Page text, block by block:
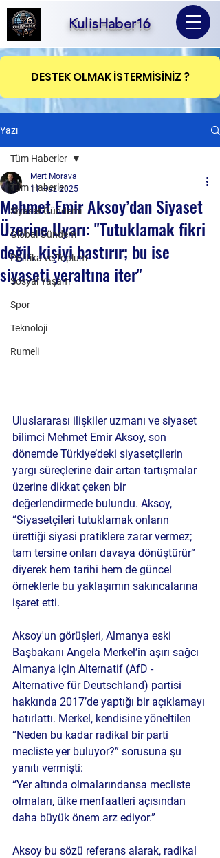
KulisHaber16
DESTEK OLMAK İSTERMİSİNİZ ?
Yazı
Tüm Haberler
Siyaset Gündemi
Global Gündem
Politika ve Toplum
Sosyal Yaşam
Spor
Teknoloji
Rumeli
Tüm Haberler
Mehmet Emir Aksoy’dan Siyaset
Üzerine Uyarı: "Tutuklamak fikri
değil, kişiyi bastırır; bu ise
siyaseti yeraltına iter"
Mert Morava
11 Haz 2025
Uluslararası ilişkiler uzmanı ve siyaset
bilimci Mehmet Emir Aksoy, son
dönemde Türkiye’deki siyasetçilerin
yargı süreçlerine dair artan tartışmalar
üzerine dikkat çeken bir
değerlendirmede bulundu. Aksoy,
“Siyasetçileri tutuklamak onların
ürettiği siyasi pratiklere zarar vermez;
tam tersine onları davaya dönüştürür”
diyerek hem tarihi hem de güncel
örneklerle bu yaklaşımın sakıncalarına
işaret etti.
Aksoy'un görüşleri, Almanya eski
Başbakanı Angela Merkel’in aşırı sağcı
Almanya için Alternatif (AfD -
Alternative für Deutschland) partisi
hakkında 2017’de yaptığı bir açıklamayı
hatırlattı. Merkel, kendisine yöneltilen
“Neden bu kadar radikal bir parti
mecliste yer buluyor?” sorusuna şu
yanıtı vermişti:
“Yer altında olmalarındansa mecliste
olmaları, ülke menfaatleri açısından
daha büyük önem arz ediyor.”
Aksoy bu sözü referans alarak, radikal